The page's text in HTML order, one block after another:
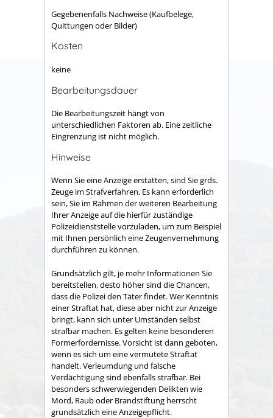
Gegebenenfalls Nachweise (Kaufbelege,
Quittungen oder Bilder)
Kosten
keine
Bearbeitungsdauer
Die Bearbeitungszeit hängt von
unterschiedlichen Faktoren ab. Eine zeitliche
Eingrenzung ist nicht möglich.
Hinweise
Wenn Sie eine Anzeige erstatten, sind Sie grds.
Zeuge im Strafverfahren. Es kann erforderlich
sein, Sie im Rahmen der weiteren Bearbeitung
Ihrer Anzeige auf die hierfür zuständige
Polizeidienststelle vorzuladen, um zum Beispiel
mit Ihnen persönlich eine Zeugenvernehmung
durchführen zu können.
Grundsätzlich gilt, je mehr Informationen Sie
bereitstellen, desto höher sind die Chancen,
dass die Polizei den Täter findet. Wer Kenntnis
einer Straftat hat, diese aber nicht zur Anzeige
bringt, kann sich unter Umständen selbst
strafbar machen. Es gelten keine besonderen
Formerfordernisse. Vorsicht ist dann geboten,
wenn es sich um eine vermutete Straftat
handelt. Verleumdung und falsche
Verdächtigung sind ebenfalls strafbar. Bei
besonders schwerwiegenden Delikten wie
Mord, Raub oder Brandstiftung herrscht
grundsätzlich eine Anzeigepflicht.